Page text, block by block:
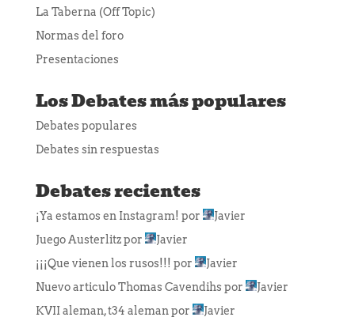
La Taberna (Off Topic)
Normas del foro
Presentaciones
Los Debates más populares
Debates populares
Debates sin respuestas
Debates recientes
¡Ya estamos en Instagram! por
Javier
Juego Austerlitzpor
Javier
¡¡¡Que vienen los rusos!!! por
Javier
Nuevo articulo Thomas Cavendihspor
Javier
KVII aleman, t34 aleman por Javier